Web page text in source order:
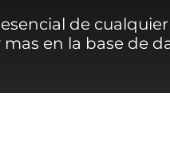
de
mas en la base de